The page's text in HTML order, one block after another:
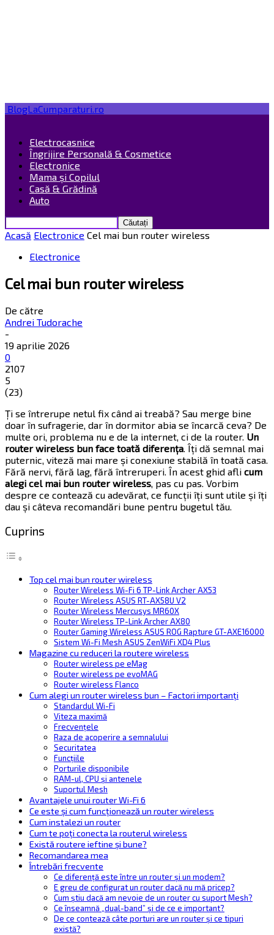
BlogLaCumparaturi.ro
Electrocasnice
Îngrijire Personală & Cosmetice
Electronice
Mama și Copilul
Casă & Grădină
Auto
Acasă Electronice Cel mai bun router wireless
Electronice
Cel mai bun router wireless
De către
Andrei Tudorache
-
19 aprilie 2026
0
2107
5
(23)
Ți se întrerupe netul fix când ai treabă? Sau merge bine
doar în sufragerie, dar în dormitor abia se încarcă ceva? De
multe ori, problema nu e de la internet, ci de la router. Un
router wireless bun face toată diferența. Îți dă semnal mai
puternic, viteză mai mare și conexiune stabilă în toată casa.
Fără nervi, fără lag, fără întreruperi. În acest ghid afli cum
alegi cel mai bun router wireless, pas cu pas. Vorbim
despre ce contează cu adevărat, ce funcții îți sunt utile și îți
dau și câteva recomandări bune pentru bugetul tău.
Cuprins
Top cel mai bun router wireless
Router Wireless Wi-Fi 6 TP-Link Archer AX53
Router Wireless ASUS RT-AX58U V2
Router Wireless Mercusys MR60X
Router Wireless TP-Link Archer AX80
Router Gaming Wireless ASUS ROG Rapture GT-AXE16000
Sistem Wi-Fi Mesh ASUS ZenWiFi XD4 Plus
Magazine cu reduceri la routere wireless
Router wireless pe eMag
Router wireless pe evoMAG
Router wireless Flanco
Cum alegi un router wireless bun – Factori importanți
Standardul Wi-Fi
Viteza maximă
Frecvențele
Raza de acoperire a semnalului
Securitatea
Funcțiile
Porturile disponibile
RAM-ul, CPU și antenele
Suportul Mesh
Avantajele unui router Wi-Fi 6
Ce este și cum funcționează un router wireless
Cum instalezi un router
Cum te poți conecta la routerul wireless
Există routere ieftine și bune?
Recomandarea mea
Întrebări frecvente
Ce diferență este între un router și un modem?
E greu de configurat un router dacă nu mă pricep?
Cum știu dacă am nevoie de un router cu suport Mesh?
Ce înseamnă „dual-band” și de ce e important?
De ce contează câte porturi are un router și ce tipuri
există?